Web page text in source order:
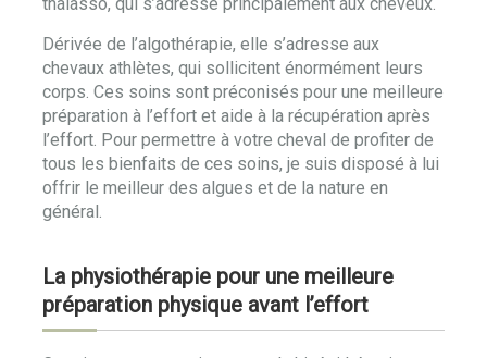
Dérivée de l’algothérapie, elle s’adresse aux
chevaux athlètes, qui sollicitent énormément leurs
corps. Ces soins sont préconisés pour une meilleure
préparation à l’effort et aide à la récupération après
l’effort. Pour permettre à votre cheval de profiter de
tous les bienfaits de ces soins, je suis disposé à lui
offrir le meilleur des algues et de la nature en
général.
La physiothérapie pour une meilleure
préparation physique avant l’effort